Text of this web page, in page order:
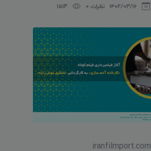
۱۴۰۲/۰۳/۱۶ نظرات 0 1514